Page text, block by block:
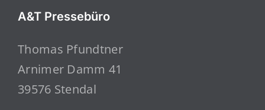
A&T Pressebüro
Thomas Pfundtner
Arnimer Damm 41
39576 Stendal